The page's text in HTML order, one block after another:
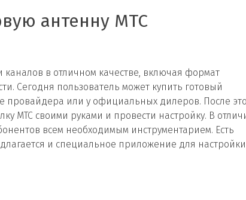
антенну МТС
в отличном качестве, включая формат
Сегодня пользователь может купить готовый
провайдера или у официальных дилеров. После
МТС своими руками и провести настройку. В
всем необходимым инструментарием. Есть
и специальное приложение для настройки